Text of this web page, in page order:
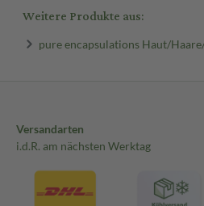
Weitere Produkte aus:
pure encapsulations Haut/
Versandarten
i.d.R. am nächsten Werktag